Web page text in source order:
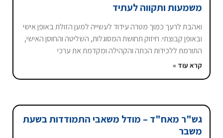
משמעות ותקווה לעתיד
ואהבת לרעך כמוך מטרה עידוד לעשייה למען הזולת באופן אישי
ובאופן קבוצתי. חיזוק תחושת המסוגלות, השליטה והחוסן האישי,
התורמת ללכידות הכתה והקהילה ומקדמת את ערכי
קרא עוד »
גש"ר מאח"ד – מודל משאבי התמודדות בשעת
משבר